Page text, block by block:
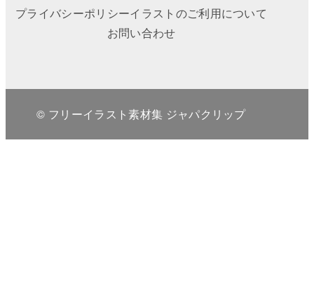
プライバシーポリシーイラストのご利用について
お問い合わせ
© フリーイラスト素材集 ジャパクリップ